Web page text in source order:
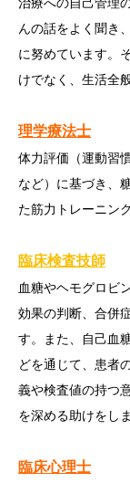
んの話をよく聞き
に努めています。
けでなく、生活全
理学療法士
体力評価（運動習
など）に基づき、
た筋力トレーニン
臨床検査技師
血糖やヘモグロビ
効果の判断、合併
す。また、自己血
どを通じて、患者
義や検査値の持つ
を深める助けをしま
臨床心理士